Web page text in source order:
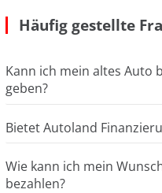
Häufig gestellte
Kann ich mein altes Auto
geben?
Bietet Autoland
Wie kann ich mein
bezahlen?